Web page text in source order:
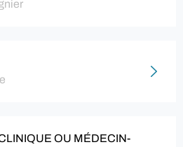
OU MÉDECIN-